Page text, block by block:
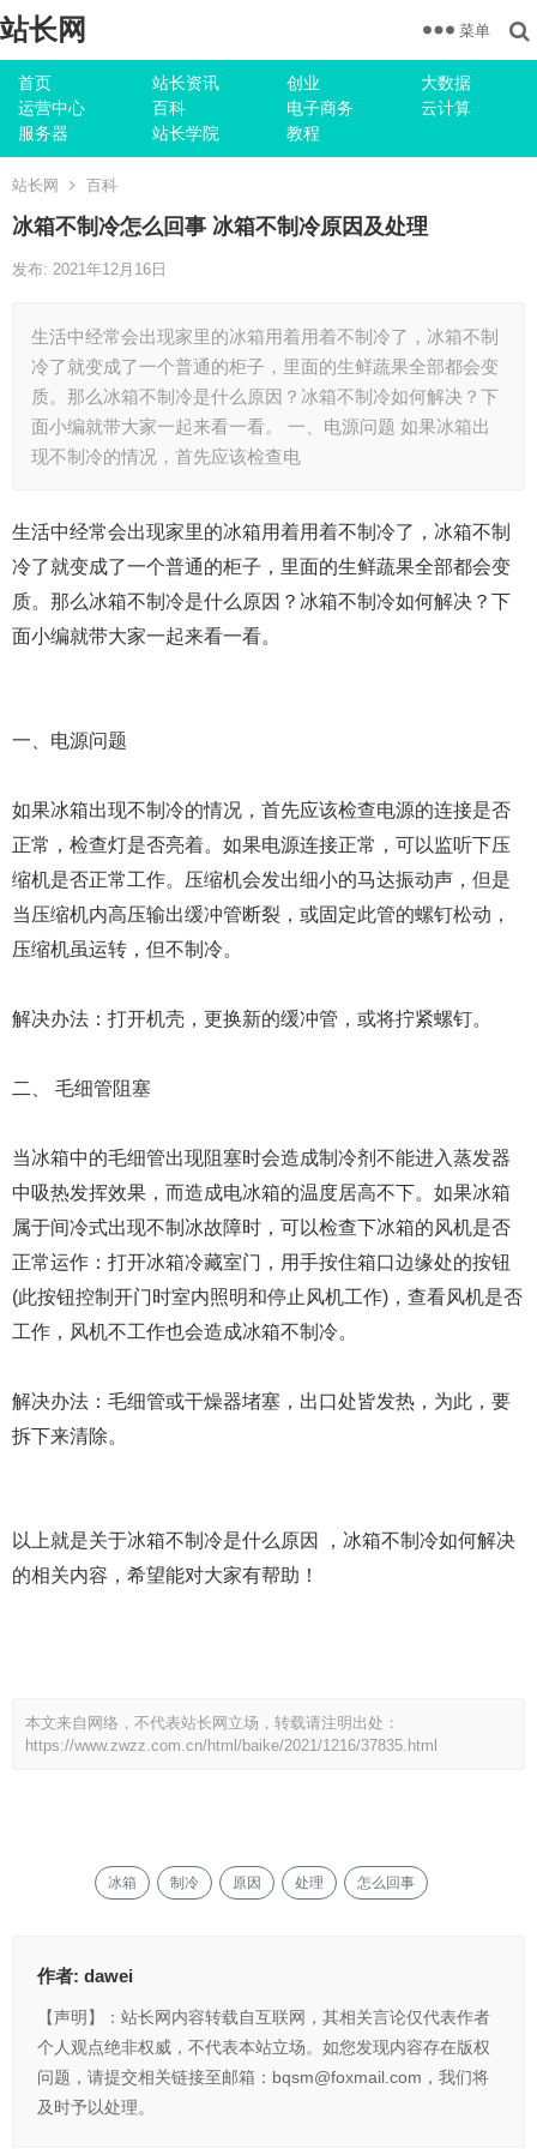
站长网
首页 站长资讯 创业
大数据
运营中心
百科 电子商务
云计算
服务器
站长学院 教程
菜单
站长网 百科
冰箱不制冷怎么回事 冰箱不制冷原因及处理
发布: 2021年12月16日
生活中经常会出现家里的冰箱用着用着不制冷了，冰箱不制
冷了就变成了一个普通的柜子，里面的生鲜蔬果全部都会变
质。那么冰箱不制冷是什么原因？冰箱不制冷如何解决？下
面小编就带大家一起来看一看。 一、电源问题 如果冰箱出
现不制冷的情况，首先应该检查电
生活中经常会出现家里的冰箱用着用着不制冷了，冰箱不制
冷了就变成了一个普通的柜子，里面的生鲜蔬果全部都会变
质。那么冰箱不制冷是什么原因？冰箱不制冷如何解决？下
面小编就带大家一起来看一看。
一、电源问题
如果冰箱出现不制冷的情况，首先应该检查电源的连接是否
正常，检查灯是否亮着。如果电源连接正常，可以监听下压
缩机是否正常工作。压缩机会发出细小的马达振动声，但是
当压缩机内高压输出缓冲管断裂，或固定此管的螺钉松动，
压缩机虽运转，但不制冷。
解决办法：打开机壳，更换新的缓冲管，或将拧紧螺钉。
二、 毛细管阻塞
当冰箱中的毛细管出现阻塞时会造成制冷剂不能进入蒸发器
中吸热发挥效果，而造成电冰箱的温度居高不下。如果冰箱
属于间冷式出现不制冰故障时，可以检查下冰箱的风机是否
正常运作：打开冰箱冷藏室门，用手按住箱口边缘处的按钮
(此按钮控制开门时室内照明和停止风机工作)，查看风机是否
工作，风机不工作也会造成冰箱不制冷。
解决办法：毛细管或干燥器堵塞，出口处皆发热，为此，要
拆下来清除。
以上就是关于冰箱不制冷是什么原因 ，冰箱不制冷如何解决
的相关内容，希望能对大家有帮助！
本文来自网络，不代表站长网立场，转载请注明出处：
https://www.zwzz.com.cn/html/baike/2021/1216/37835.html
冰箱 制冷 原因 处理 怎么回事
作者: dawei
【声明】：站长网内容转载自互联网，其相关言论仅代表作者
个人观点绝非权威，不代表本站立场。如您发现内容存在版权
问题，请提交相关链接至邮箱：bqsm@foxmail.com，我们将
及时予以处理。